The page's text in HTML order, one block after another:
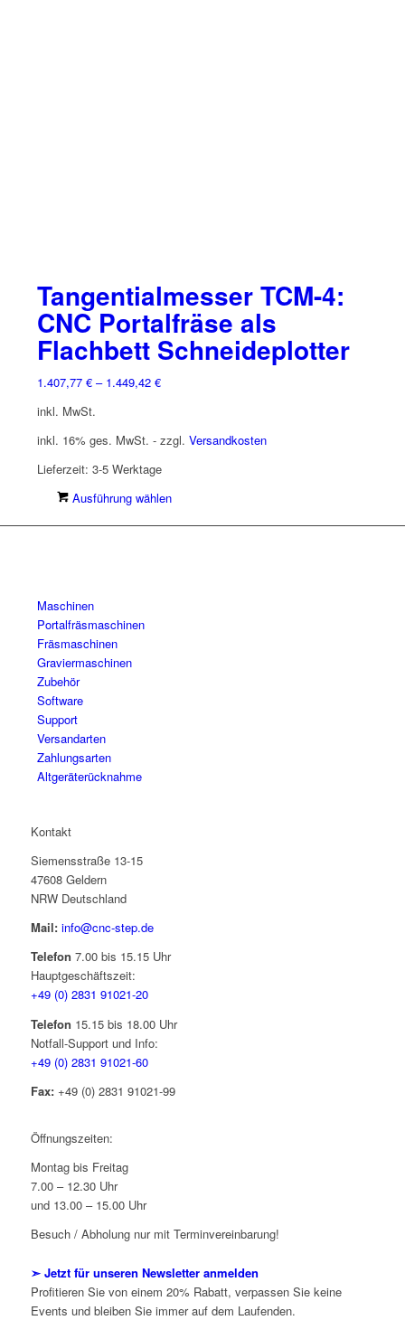
Tangentialmesser TCM-4:
CNC Portalfräse als
Flachbett Schneideplotter
1.407,77 €– 1.449,42 €
inkl. MwSt.
inkl. 16% ges. MwSt. - zzgl. Versandkosten
Lieferzeit: 3-5 Werktage
Ausführung wählen
Maschinen
Portalfräsmaschinen
Fräsmaschinen
Graviermaschinen
Zubehör
Software
Support
Versandarten
Zahlungsarten
Altgeräterücknahme
Kontakt
Siemensstraße 13-15
47608 Geldern
NRW Deutschland
Mail: info@cnc-step.de
Telefon 7.00 bis 15.15 Uhr
Hauptgeschäftszeit:
+49 (0) 2831 91021-20
Telefon 15.15 bis 18.00 Uhr
Notfall-Support und Info:
+49 (0) 2831 91021-60
Fax: +49 (0) 2831 91021-99
Öffnungszeiten:
Montag bis Freitag
7.00 – 12.30 Uhr
und 13.00 – 15.00 Uhr
Besuch / Abholung nur mit Terminvereinbarung!
➣ Jetzt für unseren Newsletter anmelden
Profitieren Sie von einem 20% Rabatt, verpassen Sie keine
Events und bleiben Sie immer auf dem Laufenden.